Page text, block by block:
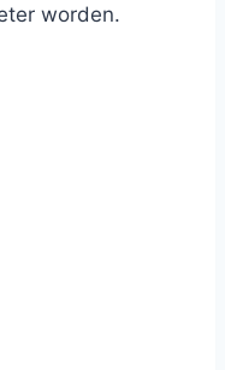
worden.